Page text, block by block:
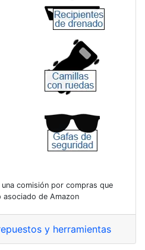
comisión por compras que
asociado de Amazon
y herramientas